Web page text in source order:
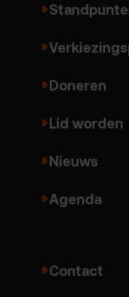
Doneren
Lid worden
Nieuws
Agenda
Contact